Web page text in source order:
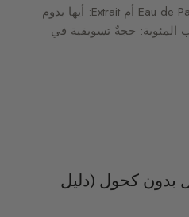
المحتوياتEau de Toilette أم Eau de Parfum أم Extrait: أيها يدوم
المئوية: حجةٌ تسويقية في
بدون كحول (دليل